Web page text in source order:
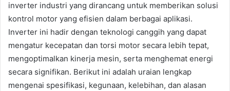
inverter industri yang dirancang untuk memberikan solusi
kontrol motor yang efisien dalam berbagai aplikasi.
Inverter ini hadir dengan teknologi canggih yang dapat
mengatur kecepatan dan torsi motor secara lebih tepat,
mengoptimalkan kinerja mesin, serta menghemat energi
secara signifikan. Berikut ini adalah uraian lengkap
mengenai spesifikasi, kegunaan, kelebihan, dan alasan